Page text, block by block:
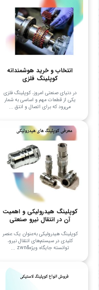
انتخاب و خرید هوشمندانه
کوپلینگ فلزی
در دنیای صنعتی امروز، کوپلینگ فلزی
یکی از قطعات مهم و اساسی به شمار
می‌رود که برای اتصال و انتق ...
کوپلینگ هیدرولیکی و اهمیت
آن در انتقال نیرو صنعتی
کوپلینگ هیدرولیکی به‌عنوان یک عنصر
کلیدی در سیستم‌های انتقال نیرو،
توانسته جایگاه ویژه&zwn ...